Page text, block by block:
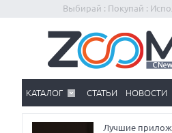
Выбирай : Покупай :
КАТАЛОГ СТАТЬИ НОВОСТИ
Лучшие